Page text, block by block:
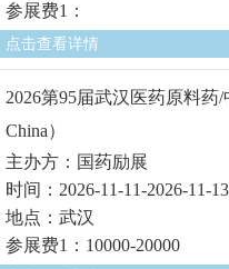
参展费1：
点击查看详情
2026第95届武汉医药原料
China）
主办方：国药励展
时间：2026-11-11-2026-11-13
地点：武汉
参展费1：10000-20000